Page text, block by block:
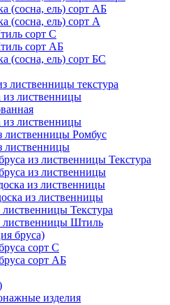
(сосна, ель) сорт АБ
(сосна, ель) сорт А
сорт С
сорт АБ
(сосна, ель) сорт БС
лиственницы текстура
из лиственницы
из лиственницы
лиственницы Ромбус
лиственницы
из лиственницы Текстура
из лиственницы
из лиственницы
из лиственницы
Текстура
лиственницы Штиль
бруса)
сорт С
сорт АБ
изделия